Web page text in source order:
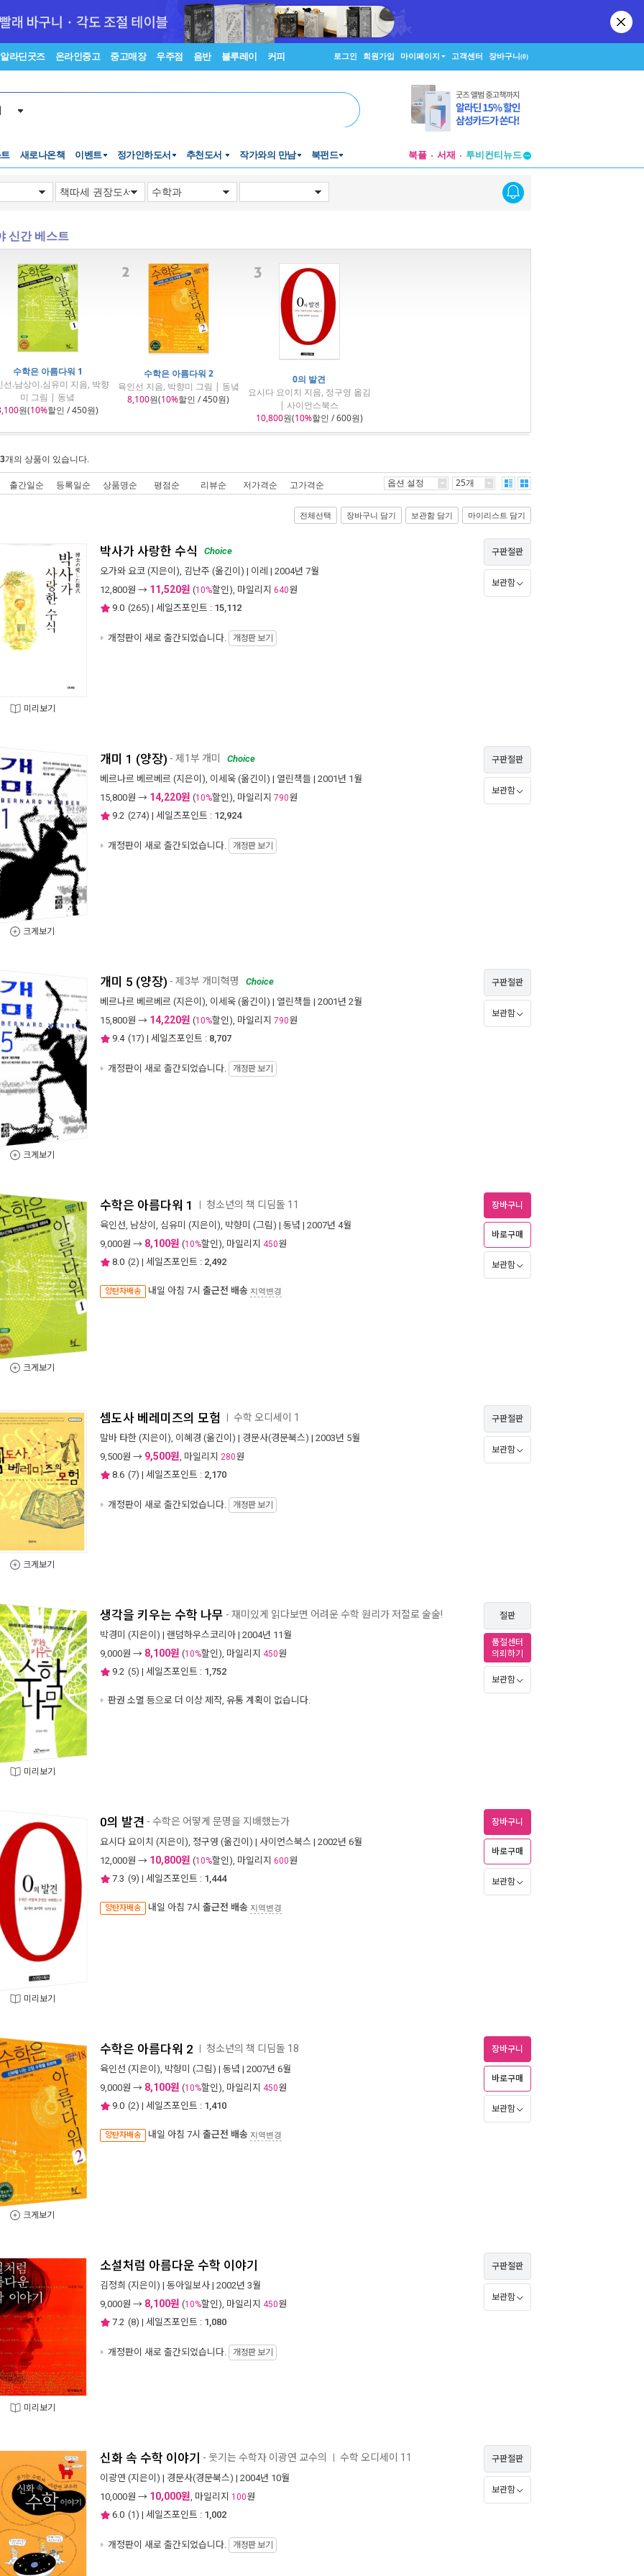
알라딘굿즈 온라인중고 중고매장 우주점 음반 블루레이 커피 로그인 회원가입 마이페이지 고객센터 장바구니(0)
새로나온책 이벤트 정가인하도서 추천도서 작가와의 만남 북펀드 북플 서재
창작플랫폼
신간 베스트
수학은 아름다워 1
선.남상이.심유미 지음, 박향
미 그림 | 동녘
원(10%할인 / 450원)
수학은 아름다워 2
육인선 지음, 박향미 그림 | 동녘
8,100원(10%할인 / 450원)
0의 발견
요시다 요이치 지음, 정구영 옮김
| 사이언스북스
10,800원(10%할인 / 600원)
개의 상품이 있습니다.
출간일순 등록일순 상품명순 평점순 리뷰순 저가격순 고가격순 옵션 설정 25개
전체선택 장바구니 담기 보관함 담기 마이리스트 담기
미리보기
박사가 사랑한 수식
Choice
오가와 요코 (지은이), 김난주 (옮긴이) | 이레 | 2004년 7월
12,800원 → 11,520원 (10%할인), 마일리지 640원
9.0 (265) | 세일즈포인트 : 15,112
개정판이 새로 출간되었습니다. 개정판 보기
구판절판
보관함
크게보기
개미 1 (양장) - 제1부 개미
Choice
베르나르 베르베르 (지은이), 이세욱 (옮긴이) | 열린책들 | 2001년 1월
15,800원 → 14,220원 (10%할인), 마일리지 790원
9.2 (274) | 세일즈포인트 : 12,924
개정판이 새로 출간되었습니다. 개정판 보기
구판절판
보관함
크게보기
개미 5 (양장) - 제3부 개미혁명
Choice
베르나르 베르베르 (지은이), 이세욱 (옮긴이) | 열린책들 | 2001년 2월
15,800원 → 14,220원 (10%할인), 마일리지 790원
9.4 (17) | 세일즈포인트 : 8,707
개정판이 새로 출간되었습니다. 개정판 보기
구판절판
보관함
크게보기
수학은 아름다워 1 청소년의 책 디딤돌 11
육인선, 남상이 , 심유미 (지은이), 박향미 (그림) | 동녘 | 2007년 4월
9,000원 → 8,100원 (10%할인), 마일리지 450원
8.0 (2) | 세일즈포인트 : 2,492
양탄자배송 내일 아침 7시 출근전 배송 지역변경
장바구니
바로구매
보관함
크게보기
셈도사 베레미즈의 모험 수학 오디세이 1
말바 타한 (지은이), 이혜경 (옮긴이) | 경문사(경문북스) | 2003년 5월
9,500원 → 9,500원, 마일리지 280원
8.6 (7) | 세일즈포인트 : 2,170
개정판이 새로 출간되었습니다. 개정판 보기
구판절판
보관함
미리보기
생각을 키우는 수학 나무 - 재미있게 읽다보면 어려운 수학 원리가 저절로 술술!
박경미 (지은이) | 랜덤하우스코리아 | 2004년 11월
9,000원 → 8,100원 (10%할인), 마일리지 450원
9.2 (5) | 세일즈포인트 : 1,752
판권 소멸 등으로 더 이상 제작, 유통 계획이 없습니다.
절판
품절센터
의뢰하기
보관함
미리보기
0의 발견 - 수학은 어떻게 문명을 지배했는가
요시다 요이치 (지은이), 정구영 (옮긴이) | 사이언스북스 | 2002년 6월
12,000원 → 10,800원 (10%할인), 마일리지 600원
7.3 (9) | 세일즈포인트 : 1,444
양탄자배송 내일 아침 7시 출근전 배송 지역변경
장바구니
바로구매
보관함
크게보기
수학은 아름다워 2 청소년의 책 디딤돌 18
육인선 (지은이), 박향미 (그림) | 동녘 | 2007년 6월
9,000원 → 8,100원 (10%할인), 마일리지 450원
9.0 (2) | 세일즈포인트 : 1,410
양탄자배송 내일 아침 7시 출근전 배송 지역변경
장바구니
바로구매
보관함
미리보기
소설처럼 아름다운 수학 이야기
김정희 (지은이) | 동아일보사 | 2002년 3월
9,000원 → 8,100원 (10%할인), 마일리지 450원
7.2 (8) | 세일즈포인트 : 1,080
개정판이 새로 출간되었습니다. 개정판 보기
구판절판
보관함
신화 속 수학 이야기 - 웃기는 수학자 이광연 교수의 수학 오디세이 11
이광연 (지은이) | 경문사(경문북스) | 2004년 10월
10,000원 → 10,000원, 마일리지 100원
6.0 (1) | 세일즈포인트 : 1,002
개정판이 새로 출간되었습니다. 개정판 보기
구판절판
보관함